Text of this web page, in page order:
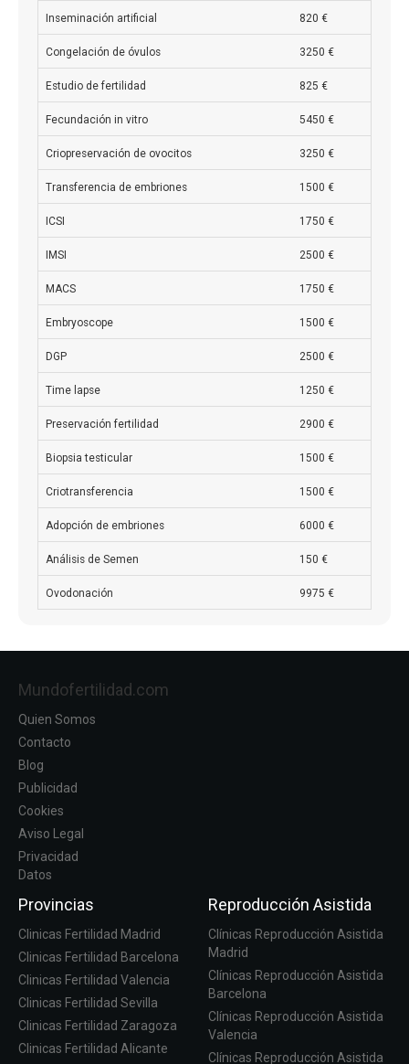
Inseminación artificial 820 €
Congelación de óvulos 3250 €
Estudio de fertilidad 825 €
Fecundación in vitro 5450 €
Criopreservación de ovocitos 3250 €
Transferencia de embriones 1500 €
ICSI 1750 €
IMSI 2500 €
MACS 1750 €
Embryoscope 1500 €
DGP 2500 €
Time lapse 1250 €
Preservación fertilidad 2900 €
Biopsia testicular 1500 €
Criotransferencia 1500 €
Adopción de embriones 6000 €
Análisis de Semen 150 €
Ovodonación 9975 €
Mundofertilidad.com
Quien Somos
Contacto
Blog
Publicidad
Cookies
Aviso Legal
Privacidad
Datos
Provincias
Clinicas Fertilidad Madrid
Clinicas Fertilidad Barcelona
Clinicas Fertilidad Valencia
Clinicas Fertilidad Sevilla
Clinicas Fertilidad Zaragoza
Clinicas Fertilidad Alicante
Reproducción Asistida
Clínicas Reproducción Asistida
Madrid
Clínicas Reproducción Asistida
Barcelona
Clínicas Reproducción Asistida
Valencia
Clínicas Reproducción Asistida